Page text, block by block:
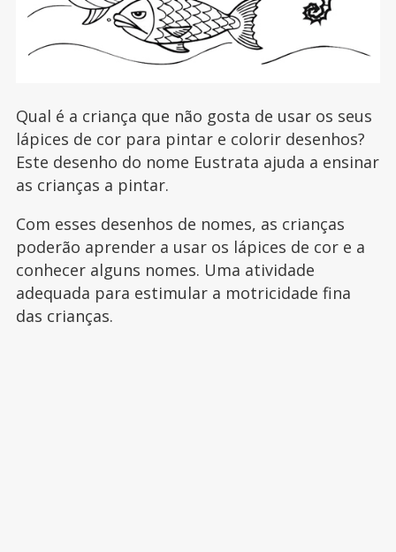
Qual é a criança que não gosta de usar os seus
lápices de cor para pintar e colorir desenhos?
Este desenho do nome Eustrata ajuda a ensinar
as crianças a pintar.
Com esses desenhos de nomes, as crianças
poderão aprender a usar os lápices de cor e a
conhecer alguns nomes. Uma atividade
adequada para estimular a motricidade fina
das crianças.